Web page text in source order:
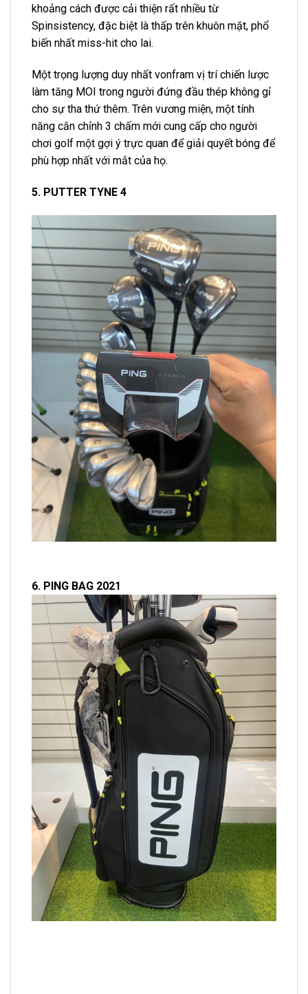
khoảng cách được cải thiện rất nhiều từ
Spinsistency, đặc biệt là thấp trên khuôn mặt, phổ
biến nhất miss-hit cho lai.
Một trọng lượng duy nhất vonfram vị trí chiến lược
làm tăng MOI trong người đứng đầu thép không gỉ
cho sự tha thứ thêm. Trên vương miện, một tính
năng căn chỉnh 3 chấm mới cung cấp cho người
chơi golf một gợi ý trực quan để giải quyết bóng để
phù hợp nhất với mắt của họ.
5. PUTTER TYNE 4
6. PING BAG 2021